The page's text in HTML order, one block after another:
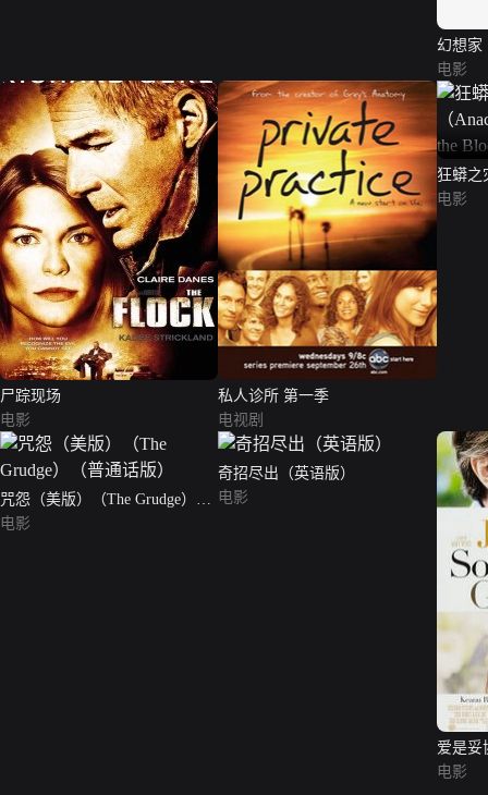
幻想家
电影
尸踪现场
电影
私人诊所 第一季
电视剧
狂蟒之
（
Blood
电影
咒怨（美版）（The Grudge）
（普通话版）
电影
奇招尽出（英语版）
电影
爱是妥
电影